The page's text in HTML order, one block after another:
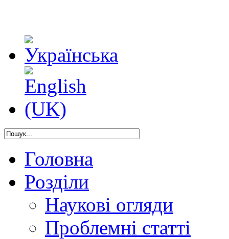
Головна
Розділи
Наукові огляди
Проблемні статті